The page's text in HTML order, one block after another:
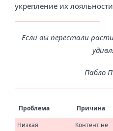
укрепление их
Если вы перестали
Пабло
Проблема Причина
Низкая
Контент не